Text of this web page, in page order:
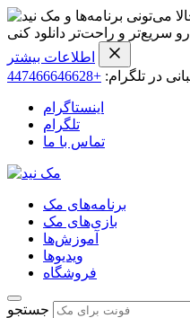
می‌تونی برنامه‌ها و
سریع‌تر و راحت‌تر دانلود کنی
اطلاعات بیشتر
در تلگرام: +447466646628
اینستاگرام
تلگرام
تماس با ما
برنامه‌های مک
بازی‌های مک
آموزش‌ها
ویدیو‌ها
فروشگاه
جستجو